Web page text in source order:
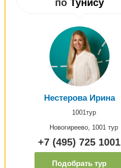
по Тунису
Нестерова Ирина
1001тур
Новогиреево, 1001 тур
+7 (495) 725 1001
Подобрать тур